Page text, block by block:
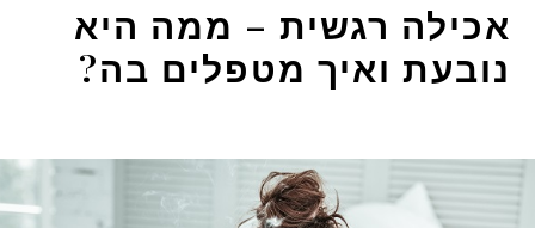
אכילה רגשית – ממה היא
נובעת ואיך מטפלים בה?